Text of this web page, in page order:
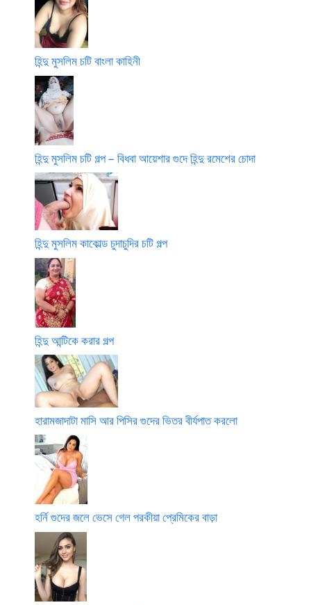
হিন্দু মুসলিম চটি বাংলা কাহিনী
হিন্দু মুসলিম চটি গল্প – বিধবা আয়েশার গুদে হিন্দু রমেশের চোদা
হিন্দু মুসলিম কাকোল্ড চুদাচুদির চটি গল্প
হিন্দু আন্টিকে করার গল্প
হারামজাদাটা মাসি আর পিসির গুদের ভিতর বীর্যপাত করলো
হর্নি গুদের জলে ভেসে গেল পরকীয়া প্রেমিকের বাড়া